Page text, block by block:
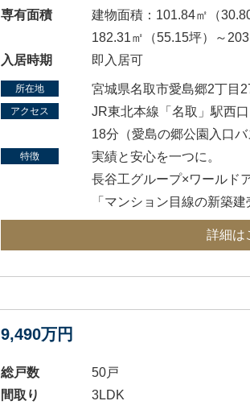
専有面積
建物面積：101.84㎡（
182.31㎡（55.15坪）～
入居時期
即入居可
所在地 宮城県名取市愛島郷2丁目
アクセス
JR東北本線「名取」駅西
18分（愛島の郷公園入口バ
特徴
実績と安心を一つに。
長谷工グループ×ワールド
「マンション目線の新築
詳細は
9,490万円
総戸数
50戸
間取り
3LDK